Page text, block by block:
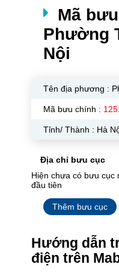
Mã
Phường
Nội
Tên địa phương :
Mã bưu chính :
Tỉnh/ Thành : Hà
Địa chỉ bưu cục
Hiện chưa có bưu cục
đầu tiên
Thêm bưu cục
Hướng dẫn
điện trên